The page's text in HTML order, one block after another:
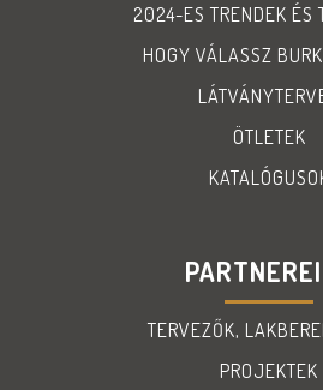
2024-ES TRENDEK ÉS
HOGY VÁLASSZ
ÖTLETEK
TERVEZŐK,
PROJEKTEK